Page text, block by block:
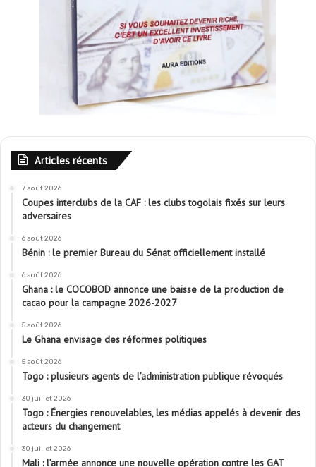
Articles récents
7 août 2026
Coupes interclubs de la CAF : les clubs togolais fixés sur leurs
adversaires
6 août 2026
Bénin : le premier Bureau du Sénat officiellement installé
6 août 2026
Ghana : le COCOBOD annonce une baisse de la production de
cacao pour la campagne 2026-2027
5 août 2026
Le Ghana envisage des réformes politiques
5 août 2026
Togo : plusieurs agents de l’administration publique révoqués
30 juillet 2026
Togo : Énergies renouvelables, les médias appelés à devenir des
acteurs du changement
30 juillet 2026
Mali : l’armée annonce une nouvelle opération contre les GAT